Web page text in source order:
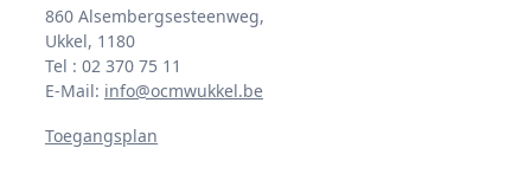
860 Alsembergsesteenweg,
Ukkel, 1180
Tel : 02 370 75 11
E-Mail: info@ocmwukkel.be
Toegangsplan